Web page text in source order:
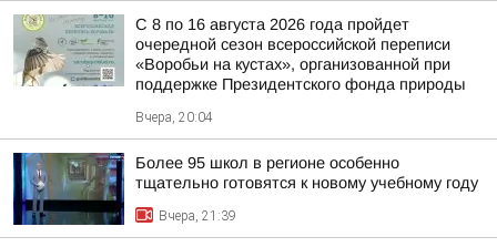
С 8 по 16 августа 2026 года пройдет
очередной сезон всероссийской переписи
«Воробьи на кустах», организованной при
поддержке Президентского фонда природы
Вчера, 20:04
Более 95 школ в регионе особенно
тщательно готовятся к новому учебному году
Вчера, 21:39